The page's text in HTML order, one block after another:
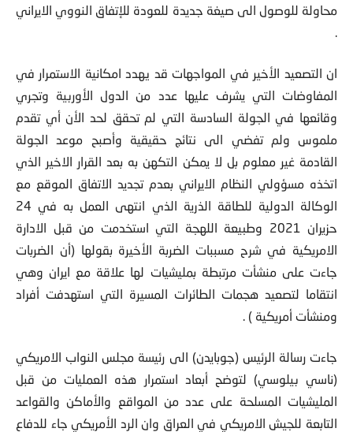
محاولة للوصول الى صيغة جديدة للعودة للإتفاق النووي الايراني
ان التصعيد الأخير في المواجهات قد يهدد امكانية الاستمرار في
المفاوضات التي يشرف عليها عدد من الدول الأوربية وتجري
وقائعها في الجولة السادسة التي لم تحقق لحد الأن أي تقدم
ملموس ولم تفضي الى نتائج حقيقية وأصبح موعد الجولة
القادمة غير معلوم بل لا يمكن التكهن به بعد القرار الاخير الذي
اتخذه مسؤولي النظام الايراني بعدم تجديد الاتفاق الموقع مع
الوكالة الدولية للطاقة الذرية الذي انتهى العمل به في 24
حزيران 2021 وطبيعة اللهجة التي استخدمت من قبل الادارة
الامريكية في شرح مسببات الضربة الأخيرة بقولها (أن الضربات
جاءت على منشأت مرتبطة بمليشيات لها علاقة مع ايران وهي
انتقاما لتصعيد هجمات الطائرات المسيرة التي استهدفت أفراد
ومنشأت أمريكية ) .
جاءت رسالة الرئيس (جوبايدن) الى رئيسة مجلس النواب الامريكي
(ناسي بيلوسي) لتوضح أبعاد استمرار هذه العمليات من قبل
المليشيات المسلحة على عدد من المواقع والأماكن والقواعد
التابعة للجيش الامريكي في العراق وان الرد الأمريكي جاء للدفاع